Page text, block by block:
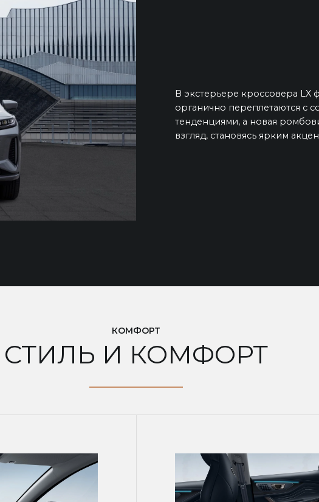
В экстерьере кроссовера LX
органично переплетаются с
тенденциями, а новая
взгляд, становясь ярким
КОМФОРТ
СТИЛЬ И КОМФОРТ